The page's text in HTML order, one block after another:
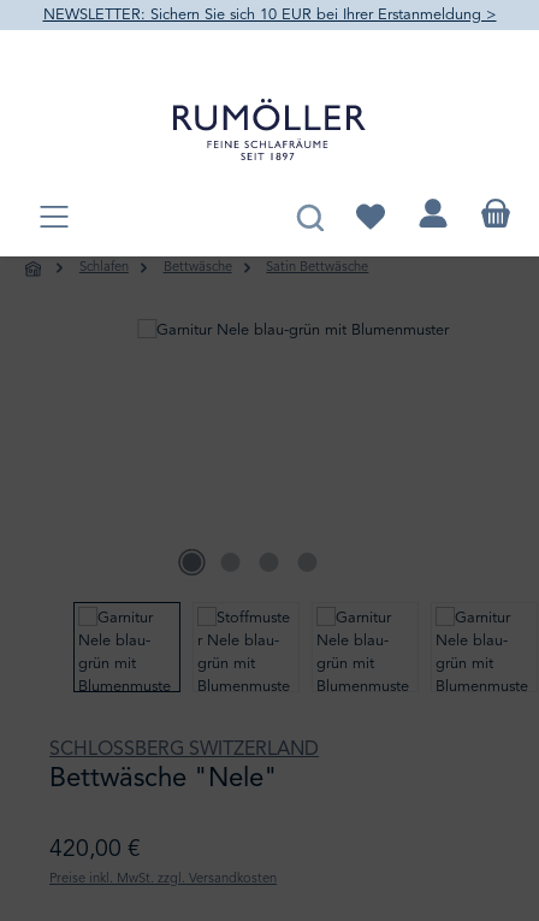
springen
NEWSLETTER: Sichern Sie sich 10 EUR bei Ihrer Erstanmeldung >
Du hast 0 Produkte
Schlafen Bettwäsche Satin Bettwäsche
SCHLOSSBERG SWITZERLAND
Bettwäsche "Nele"
420,00 €
Preise inkl. MwSt. zzgl. Versandkosten